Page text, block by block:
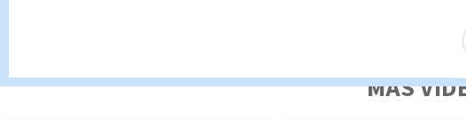
Queda prohibida la reproducción total o parcial del contenido de esta
autorizada constituye una infracción y un delito de conformidad con las
MÁS